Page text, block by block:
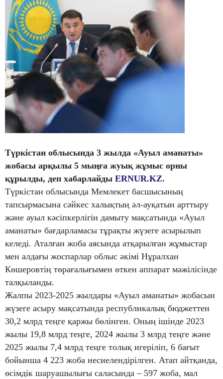
Түркістан облысында 3 жылда «Ауыл аманаты»
жобасы арқылы 5 мыңға жуық жұмыс орны
құрылды, деп хабарлайды ERNUR.KZ.
Түркістан облысында Мемлекет басшысының
тапсырмасына сәйкес халықтың әл-ауқатын арттыру
және ауыл кәсіпкерлігін дамыту мақсатында «Ауыл
аманаты» бағдарламасы тұрақты жүзеге асырылып
келеді. Аталған жоба аясында атқарылған жұмыстар
мен алдағы жоспарлар облыс әкімі Нұралхан
Көшеровтің төрағалығымен өткен аппарат мәжілісінде
талқыланды.
Жалпы 2023-2025 жылдары «Ауыл аманаты» жобасын
жүзеге асыру мақсатында республикалық бюджеттен
30,2 млрд теңге қаржы бөлінген. Оның ішінде 2023
жылы 19,8 млрд теңге, 2024 жылы 3 млрд теңге және
2025 жылы 7,4 млрд теңге толық игеріліп, 6 бағыт
бойынша 4 223 жоба несиелендірілген. Атап айтқанда,
өсімдік шаруашылығы саласында – 597 жоба, мал